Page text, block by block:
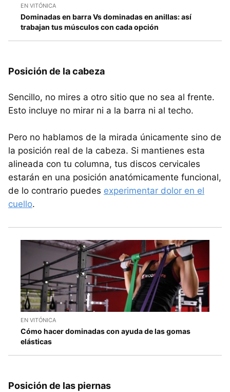
EN VITÓNICA
Dominadas en barra Vs dominadas en anillas: así
trabajan tus músculos con cada opción
Posición de la cabeza
Sencillo, no mires a otro sitio que no sea al frente.
Esto incluye no mirar ni a la barra ni al techo.
Pero no hablamos de la mirada únicamente sino de
la posición real de la cabeza. Si mantienes esta
alineada con tu columna, tus discos cervicales
estarán en una posición anatómicamente funcional,
de lo contrario puedes experimentar dolor en el
cuello.
EN VITÓNICA
Cómo hacer dominadas con ayuda de las gomas
elásticas
Posición de las piernas